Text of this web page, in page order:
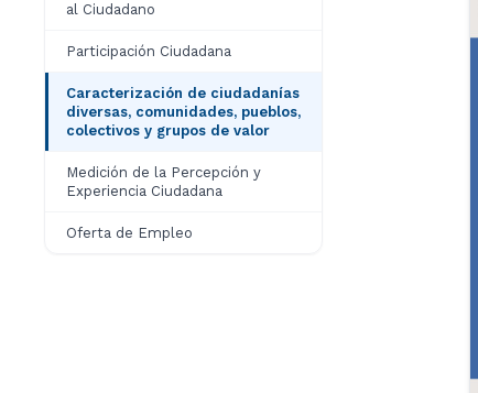
al Ciudadano
Participación Ciudadana
Caracterización de ciudadanías
diversas, comunidades, pueblos,
colectivos y grupos de valor
Medición de la Percepción y
Experiencia Ciudadana
Oferta de Empleo